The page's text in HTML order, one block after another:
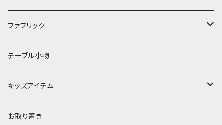
フラワーベース
ランプ
その他
プレート
ボウル
お茶碗
汁椀・丼ぶり
バッグ
エプロン
財布・ポーチ
雨傘・日傘
ファブリック
タオル
クッションカバー
スローケット
テーブル小物
キッズアイテム
靴
お取り置き